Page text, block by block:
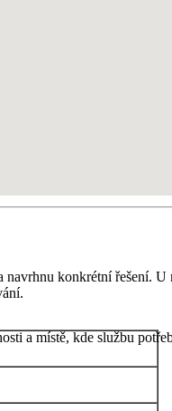
konkrétní řešení. U
a místě, kde službu